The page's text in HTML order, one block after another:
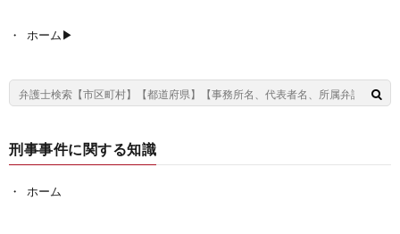
ホーム▶︎
刑事事件に関する知識
ホーム